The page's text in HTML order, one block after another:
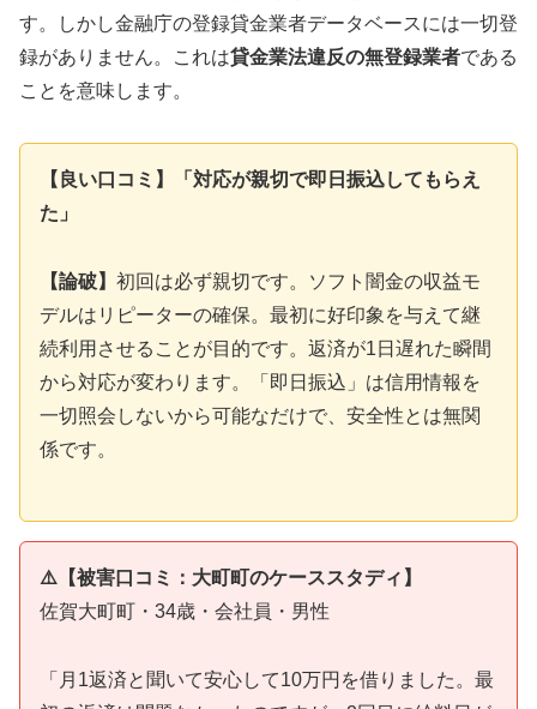
す。しかし金融庁の登録貸金業者データベースには一切登
録がありません。これは貸金業法違反の無登録業者である
ことを意味します。
【良い口コミ】「対応が親切で即日振込してもらえ
た」
【論破】 初回は必ず親切です。ソフト闇金の収益モ
デルはリピーターの確保。最初に好印象を与えて継
続利用させることが目的です。返済が1日遅れた瞬間
から対応が変わります。「即日振込」は信用情報を
一切照会しないから可能なだけで、安全性とは無関
係です。
⚠️【被害口コミ：大町町のケーススタディ】
佐賀大町町・34歳・会社員・男性
「月1返済と聞いて安心して10万円を借りました。最